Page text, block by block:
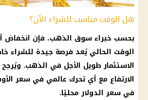
هل الوقت مناسب للشراء الآن؟
بحسب خبراء سوق الذهب، فإن انخفاض
الوقت الحالي يُعد فرصة جيدة للشراء
الاستثمار طويل الأجل في الذهب.
الارتفاع مع أي تحرك عالمي في سعر
في سعر الدولار محليًا.